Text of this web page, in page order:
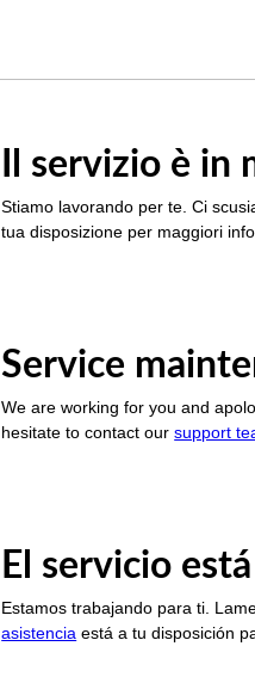
Il servizio è in
Stiamo lavorando per te. Ci
tua disposizione per maggiori
Service
We are working for you and
hesitate to contact oursupport
El servicio
Estamos trabajando para ti.
asistencia está a tu disposición